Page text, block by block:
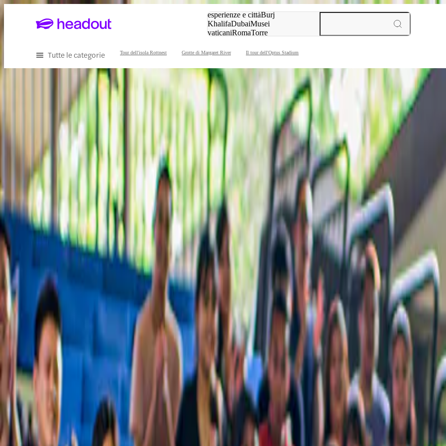
Cerca:
esperienze e cittàBurj
KhalifaDubaiMusei
vaticaniRomaTorre
Tutte le categorie Tour dell'isola Rottnest Grotte di Margaret River Il tour dell'Optus Stadium
Scopri il meglio di Perth
Una collezione accuratamente selezionata dei migliori tour della città, delle attrazioni iconiche e delle cose che non puoi assolutamente
Scelto da oltre 54 milioni di persone in tutto il mondo
Scopri perché milioni di clienti scelgono noi
Le migliori esperienze a Perth